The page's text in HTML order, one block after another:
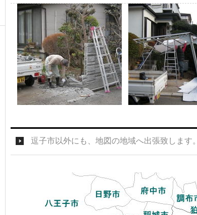
逗子市以外にも、地図の地域へ出張致します。